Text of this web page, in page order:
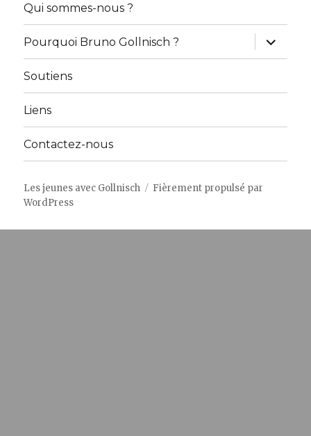
Qui sommes-nous ?
Pourquoi Bruno Gollnisch ?
ouvrir
le
sous-
Soutiens
Liens
Contactez-nous
Les jeunes avec Gollnisch
Fièrement propulsé par
WordPress